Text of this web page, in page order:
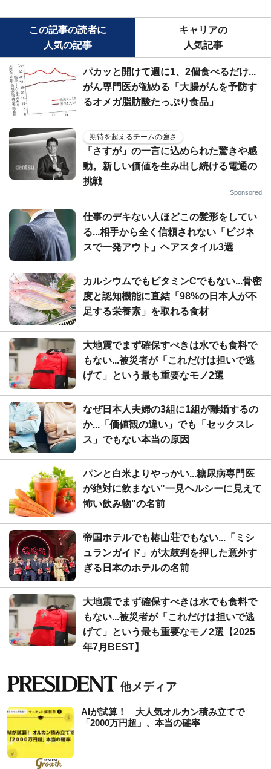
この記事の読者に
人気の記事
キャリアの
人気記事
パカッと開けて週に1、2個食べるだけ...
がん専門医が勧める「大腸がんを予防す
るオメガ脂肪酸たっぷり食品」
期待を超えるチームの強さ
「さすが」の一言に込められた驚きや感
動。新しい価値を生み出し続ける電通の
挑戦
Sponsored
仕事のデキない人ほどこの髪形をしてい
る...相手から全く信頼されない「ビジネ
スで一発アウト」ヘアスタイル3選
カルシウムでもビタミンCでもない...骨密
度と認知機能に直結「98%の日本人が不
足する栄養素」を取れる食材
大地震でまず確保すべきは水でも食料で
もない...被災者が「これだけは担いで逃
げて」という最も重要なモノ2選
なぜ日本人夫婦の3組に1組が離婚するの
か...「価値観の違い」でも「セックスレ
ス」でもない本当の原因
パンと白米よりやっかい...糖尿病専門医
が絶対に飲まない"一見ヘルシーに見えて
怖い飲み物"の名前
帝国ホテルでも椿山荘でもない...「ミシ
ュランガイド」が太鼓判を押した意外す
ぎる日本のホテルの名前
大地震でまず確保すべきは水でも食料で
もない...被災者が「これだけは担いで逃
げて」という最も重要なモノ2選【2025
年7月BEST】
AIが試算！ 大人気オルカン積み立てで
「2000万円超」、本当の確率